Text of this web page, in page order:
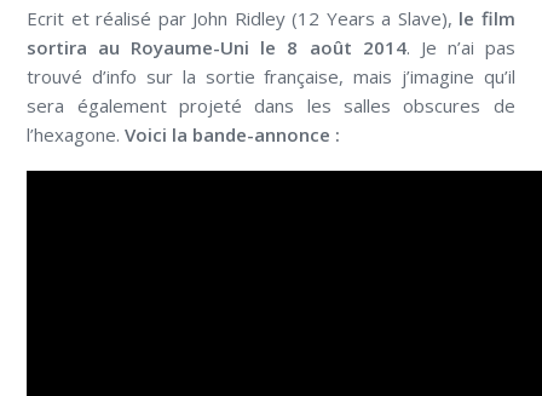
Ecrit et réalisé par John Ridley (12 Years a Slave), le film
sortira au Royaume-Uni le 8 août 2014. Je n’ai pas
trouvé d’info sur la sortie française, mais j’imagine qu’il
sera également projeté dans les salles obscures de
l’hexagone.Voici la bande-annonce :